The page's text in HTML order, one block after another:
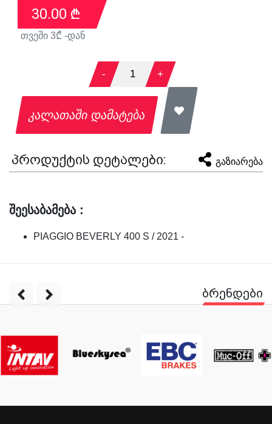
30.00 ₾
თვეში 3₾ -დან
- 1 +
კალათაში დამატება
პროდუქტის დეტალები: გაზიარება
შეესაბამება :
PIAGGIO BEVERLY 400 S / 2021 -
ბრენდები